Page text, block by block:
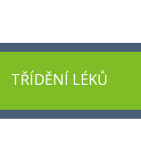
TŘÍDĚNÍ LÉKŮ